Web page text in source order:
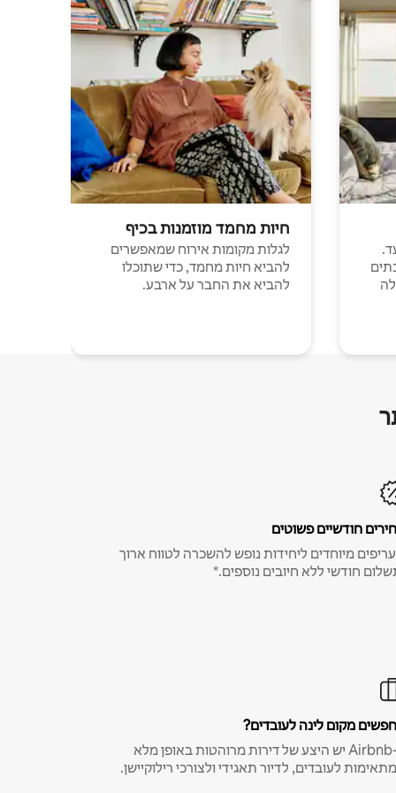
חיות מחמד מוזמנות בכיף
לגלות מקומות אירוח שמאפשרים
להביא חיות מחמד, כדי שתוכלו
להביא את החבר על ארבע.
חודשיים פשוטים
מיוחדים ליחידות נופש להשכרה לטווח ארוך
חודשי ללא חיובים נוספים.*
מקום לינה לעובדים?
ב-Airbnb יש היצע של דירות מרוהטות באופן מלא
לעובדים, לדיור תאגידי ולצורכי רילוקיישן.